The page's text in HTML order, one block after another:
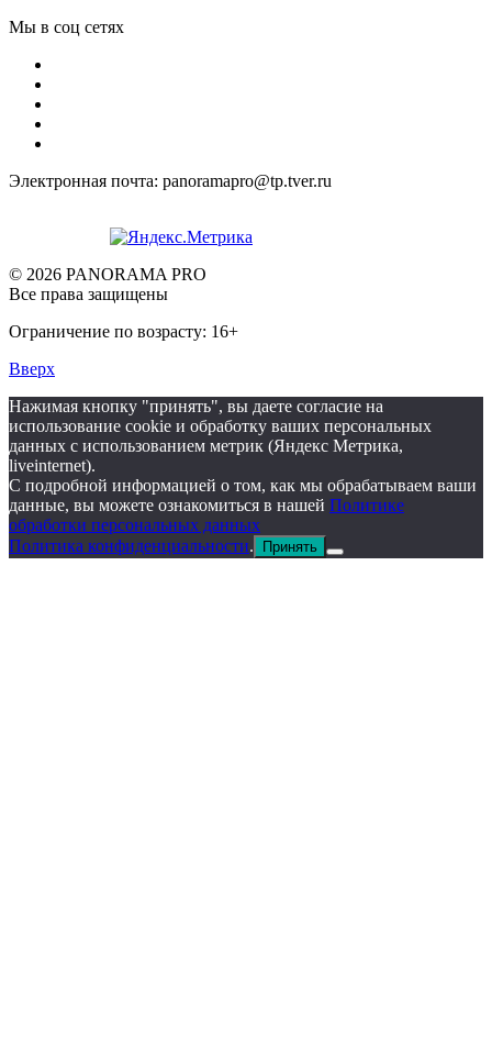
Мы в соц сетях
Электронная почта: panoramapro@tp.tver.ru
© 2026 PANORAMA PRO
Все права защищены
Ограничение по возрасту: 16+
Вверх
Нажимая кнопку "принять", вы даете согласие на
использование cookie и обработку ваших персональных
данных с использованием метрик (Яндекс Метрика,
liveinternet).
С подробной информацией о том, как мы обрабатываем ваши
данные, вы можете ознакомиться в нашей Политике
обработки персональных данных
Политика конфиденциальности. Принять